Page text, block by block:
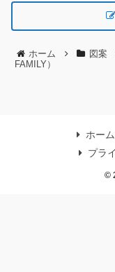
ホーム 図案
FAMILY）
ホーム
プラ
©